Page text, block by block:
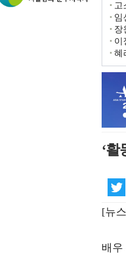
고
임
장
이
혜
‘
[뉴
배우